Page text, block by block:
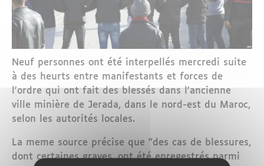
Neuf personnes ont été interpellés mercredi suite
à des heurts entre manifestants et forces de
l'ordre qui ont fait des blessés dans l'ancienne
ville minière de Jerada, dans le nord-est du Maroc,
selon les autorités locales.
La meme source précise que "des cas de blessures,
dont certaines graves, ont été enregestrés parmi